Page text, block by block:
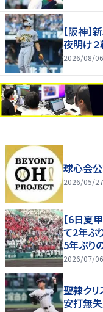
【阪神】
夜明け２
2026/08/
球心会公
2026/05/
【6日夏
て2年ぶ
5年ぶり
2026/07/
聖隷クリ
安打無